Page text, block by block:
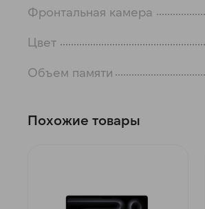
Фронтальная камера
Цвет
Объем памяти
Похожие товары